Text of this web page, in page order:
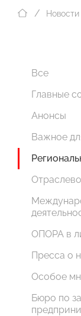
Новости
Все
Главные
Анонсы
Важное
ОПОРА в
Пресса о
Особое
Бюро по